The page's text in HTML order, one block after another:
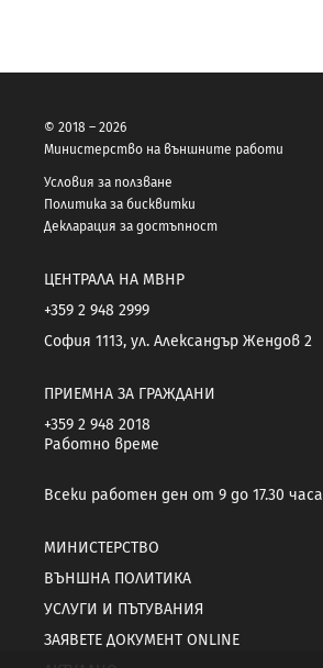
© 2018 – 2026
Министерство на външните работи
Условия за ползване
Политика за бисквитки
Декларация за достъпност
ЦЕНТРАЛА НА МВНР
+359 2 948 2999
София 1113, ул. Александър Жендов 2
ПРИЕМНА ЗА ГРАЖДАНИ
+359 2 948 2018
Работно време
Всеки работен ден от 9 до 17.30 часа
МИНИСТЕРСТВО
ВЪНШНА ПОЛИТИКА
УСЛУГИ И ПЪТУВАНИЯ
ЗАЯВЕТЕ ДОКУМЕНТ ONLINE